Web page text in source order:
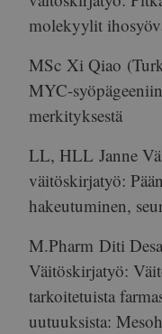
molekyylit
MSc Xi Qiao
MYC-
merkityksestä
LL, HLL Janne
väitöskirjatyö:
hakeutuminen,
M.Pharm Diti
Väitöskirjatyö:
tarkoitetuista
uutuuksista: